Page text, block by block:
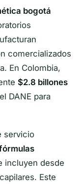
bogotá
comercializados
En Colombia,
$2.8 billones
DANE para
servicio
incluyen desde
Este